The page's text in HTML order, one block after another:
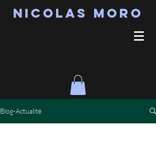
Nicolas MORO
Blog-Actualité